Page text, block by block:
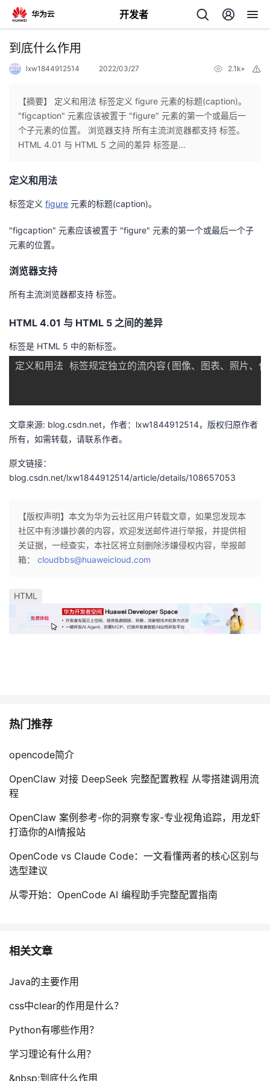
开发者
返
个
人
主
页
我
的
开
者
我
的
客
我
论
坛
的
圈
子
我
的
直
我
的
动
我
关
注
的
开
的
课
我
的
证
我
实
的
藏
我
的
我
技
术
持
的
云
建
到底什么作用
lxw1844912514 2022/03/27 2.1k+
【摘要】 定义和用法 标签定义 figure 元素的标题(caption)。
"figcaption" 元素应该被置于 "figure" 元素的第一个或最后一
个子元素的位置。 浏览器支持 所有主流浏览器都支持 标签。
HTML 4.01 与 HTML 5 之间的差异 标签是...
定义和用法
标签定义 figure 元素的标题(caption)。
"figcaption" 元素应该被置于 "figure" 元素的第一个或最后一个子
元素的位置。
浏览器支持
所有主流浏览器都支持 标签。
HTML 4.01 与 HTML 5 之间的差异
标签是 HTML 5 中的新标签。
定义和用法 标签规定独立的流内容 ( 图像、图表、照片、
文章来源: blog.csdn.net，作者：lxw1844912514，版权归原作者
所有，如需转载，请联系作者。
原文链接：
blog.csdn.net/lxw1844912514/article/details/108657053
【版权声明】本文为华为云社区用户转载文章，如果您发现本
社区中有涉嫌抄袭的内容，欢迎发送邮件进行举报，并提供相
关证据，一经查实，本社区将立刻删除涉嫌侵权内容，举报邮
箱： cloudbbs@huaweicloud.com
HTML
热门推荐
opencode简介
OpenClaw 对接 DeepSeek 完整配置教程 从零搭建调用流
程
OpenClaw 案例参考-你的洞察专家-专业视角追踪，用龙虾
打造你的AI情报站
OpenCode vs Claude Code：一文看懂两者的核心区别与
选型建议
从零开始：OpenCode AI 编程助手完整配置指南
相关文章
Java的主要作用
css中clear的作用是什么？
Python有哪些作用？
学习理论有什么用？
&nbsp;到底什么作用